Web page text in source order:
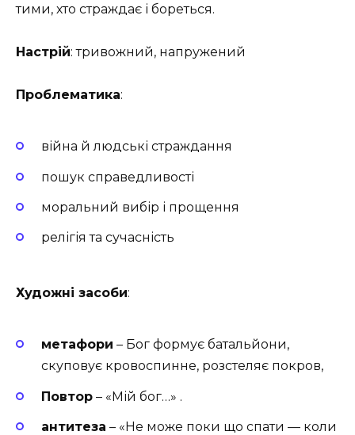
тими, хто страждає і бореться.
Настрій: тривожний, напружений
Проблематика:
війна й людські страждання
пошук справедливості
моральний вибір і прощення
релігія та сучасність
Художні засоби:
метафори – Бог формує батальйони,
скуповує кровоспинне, розстеляє покров,
Повтор – «Мій бог…» .
антитеза – «Не може поки що спати — коли